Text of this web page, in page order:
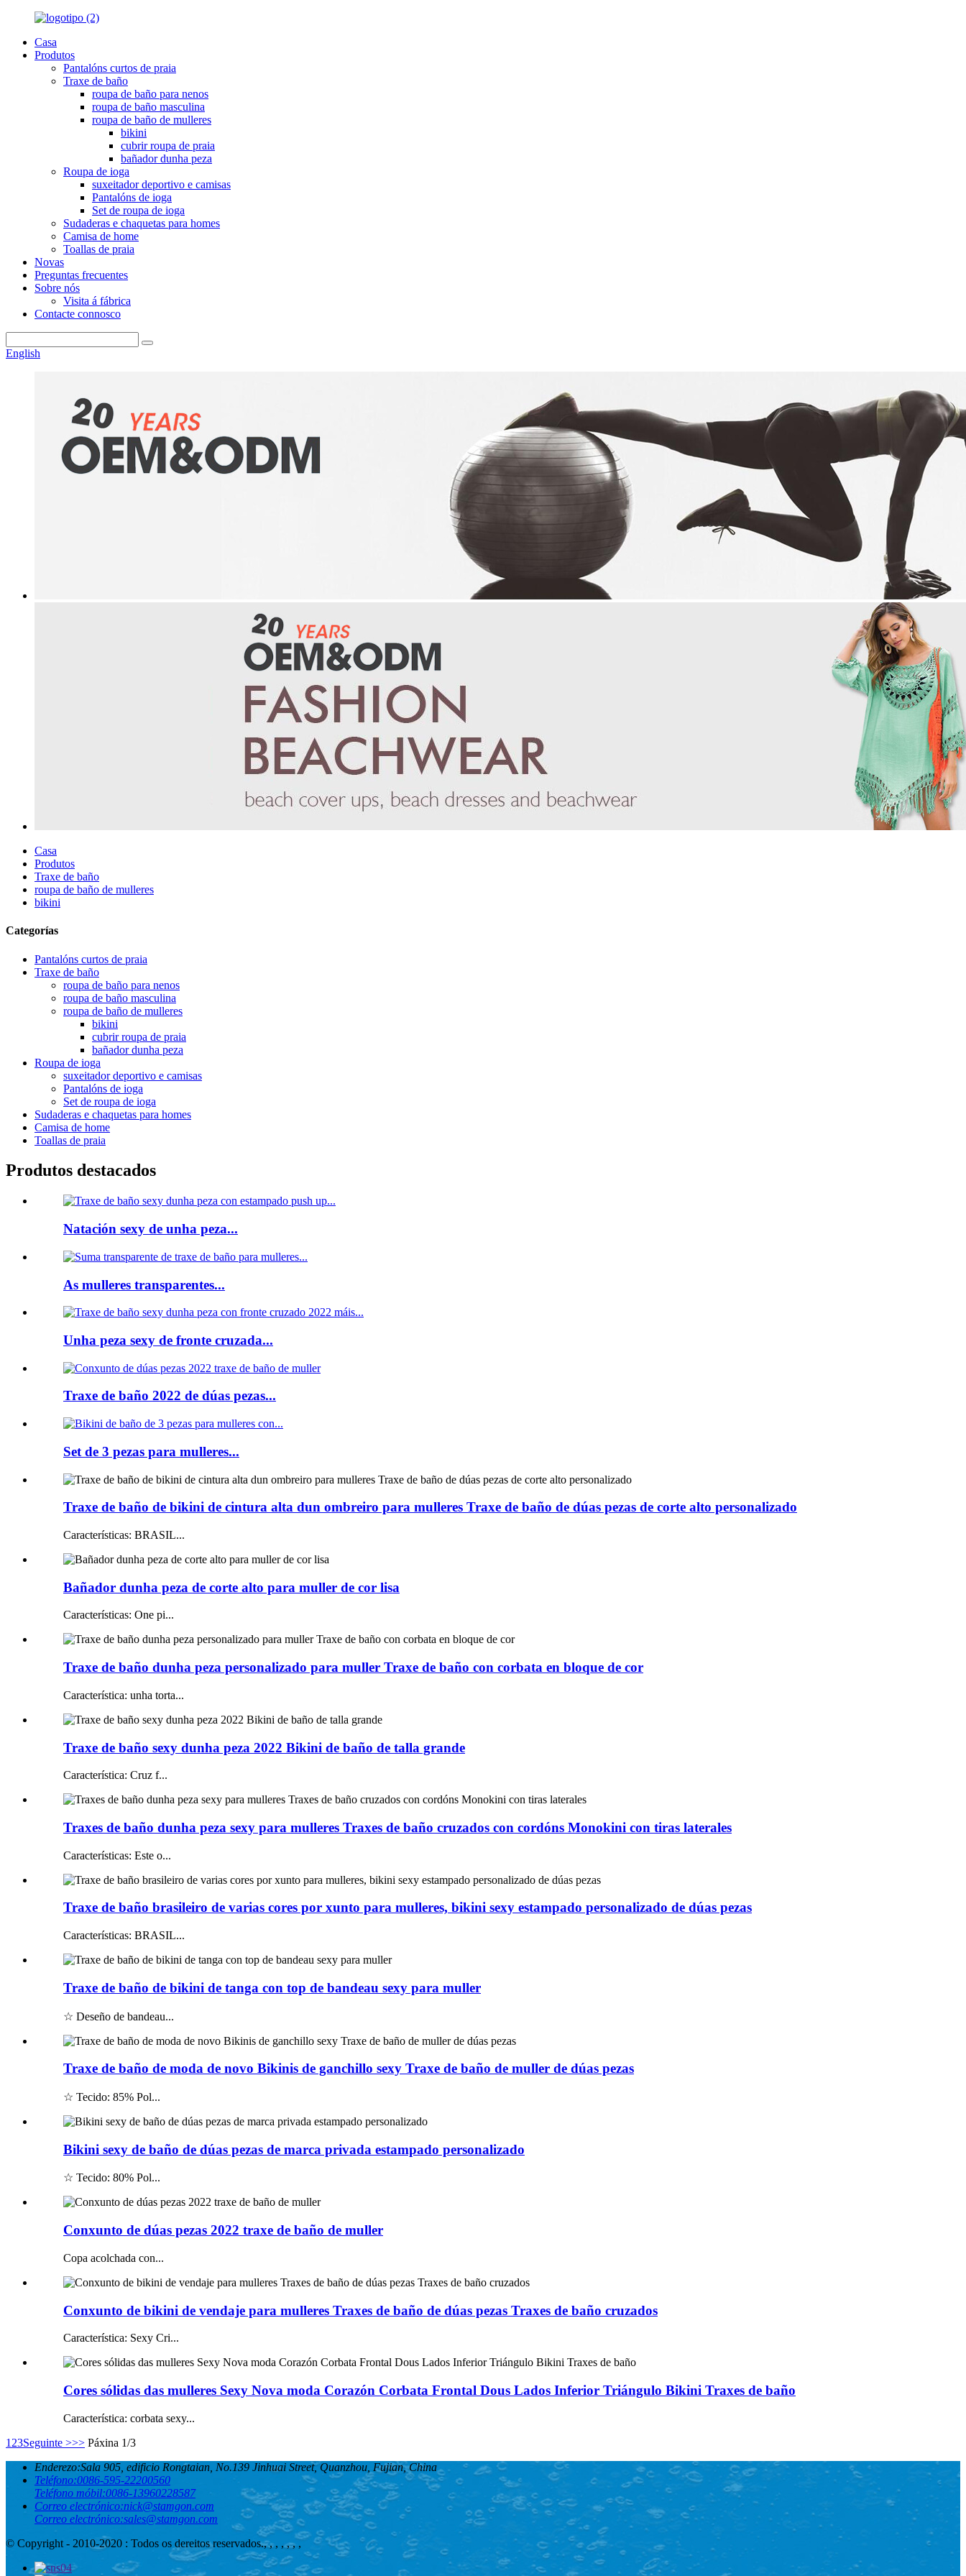
Casa
Produtos
Pantalóns curtos de praia
Traxe de baño
roupa de baño para nenos
roupa de baño masculina
roupa de baño de mulleres
bikini
cubrir roupa de praia
bañador dunha peza
Roupa de ioga
suxeitador deportivo e camisas
Pantalóns de ioga
Set de roupa de ioga
Sudaderas e chaquetas para homes
Camisa de home
Toallas de praia
Novas
Preguntas frecuentes
Sobre nós
Visita á fábrica
Contacte connosco
English
Casa
Produtos
Traxe de baño
roupa de baño de mulleres
bikini
Categorías
Pantalóns curtos de praia
Traxe de baño
roupa de baño para nenos
roupa de baño masculina
roupa de baño de mulleres
bikini
cubrir roupa de praia
bañador dunha peza
Roupa de ioga
suxeitador deportivo e camisas
Pantalóns de ioga
Set de roupa de ioga
Sudaderas e chaquetas para homes
Camisa de home
Toallas de praia
Produtos destacados
Natación sexy de unha peza...
As mulleres transparentes...
Unha peza sexy de fronte cruzada...
Traxe de baño 2022 de dúas pezas...
Set de 3 pezas para mulleres...
Traxe de baño de bikini de cintura alta dun ombreiro para mulleres Traxe de baño de dúas pezas de corte alto personalizado
Características: BRASIL...
Bañador dunha peza de corte alto para muller de cor lisa
Características: One pi...
Traxe de baño dunha peza personalizado para muller Traxe de baño con corbata en bloque de cor
Característica: unha torta...
Traxe de baño sexy dunha peza 2022 Bikini de baño de talla grande
Característica: Cruz f...
Traxes de baño dunha peza sexy para mulleres Traxes de baño cruzados con cordóns Monokini con tiras laterales
Características: Este o...
Traxe de baño brasileiro de varias cores por xunto para mulleres, bikini sexy estampado personalizado de dúas pezas
Características: BRASIL...
Traxe de baño de bikini de tanga con top de bandeau sexy para muller
☆ Deseño de bandeau...
Traxe de baño de moda de novo Bikinis de ganchillo sexy Traxe de baño de muller de dúas pezas
☆ Tecido: 85% Pol...
Bikini sexy de baño de dúas pezas de marca privada estampado personalizado
☆ Tecido: 80% Pol...
Conxunto de dúas pezas 2022 traxe de baño de muller
Copa acolchada con...
Conxunto de bikini de vendaje para mulleres Traxes de baño de dúas pezas Traxes de baño cruzados
Característica: Sexy Cri...
Cores sólidas das mulleres Sexy Nova moda Corazón Corbata Frontal Dous Lados Inferior Triángulo Bikini Traxes de baño
Característica: corbata sexy...
1 23Seguinte >>> Páxina 1/3
Enderezo:Sala 905, edificio Rongtaian, No.139 Jinhuai Street, Quanzhou, Fujian, China
Teléfono:0086-595-22200560
Teléfono móbil:0086-13960228587
Correo electrónico:nick@stamgon.com
Correo electrónico:sales@stamgon.com
© Copyright - 2010-2020 : Todos os dereitos reservados., , , , , , ,